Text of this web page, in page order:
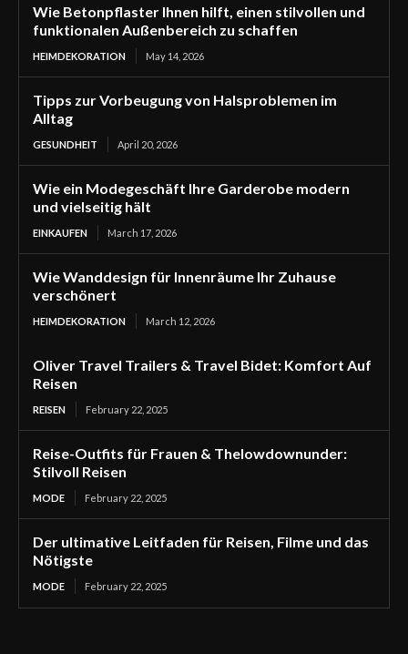
Wie Betonpflaster Ihnen hilft, einen stilvollen und
funktionalen Außenbereich zu schaffen
HEIMDEKORATION May 14, 2026
Tipps zur Vorbeugung von Halsproblemen im
Alltag
GESUNDHEIT April 20, 2026
Wie ein Modegeschäft Ihre Garderobe modern
und vielseitig hält
EINKAUFEN March 17, 2026
Wie Wanddesign für Innenräume Ihr Zuhause
verschönert
HEIMDEKORATION March 12, 2026
Oliver Travel Trailers & Travel Bidet: Komfort Auf
Reisen
REISEN February 22, 2025
Reise-Outfits für Frauen & Thelowdownunder:
Stilvoll Reisen
MODE February 22, 2025
Der ultimative Leitfaden für Reisen, Filme und das
Nötigste
MODE February 22, 2025